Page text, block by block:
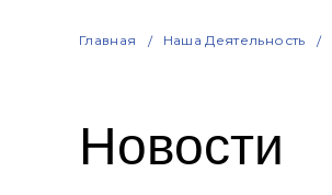
Главная Наша Деятельность
Новости